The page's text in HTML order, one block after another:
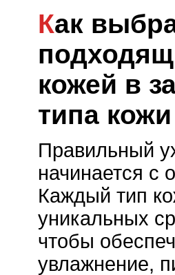
Как выбрать
кожей в
типа кожи
Правильный
начинается с
Каждый тип
уникальных
чтобы
увлажнение,